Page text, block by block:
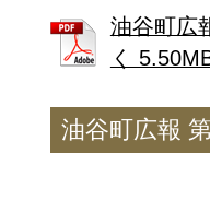
油谷町広
く
油谷町広報